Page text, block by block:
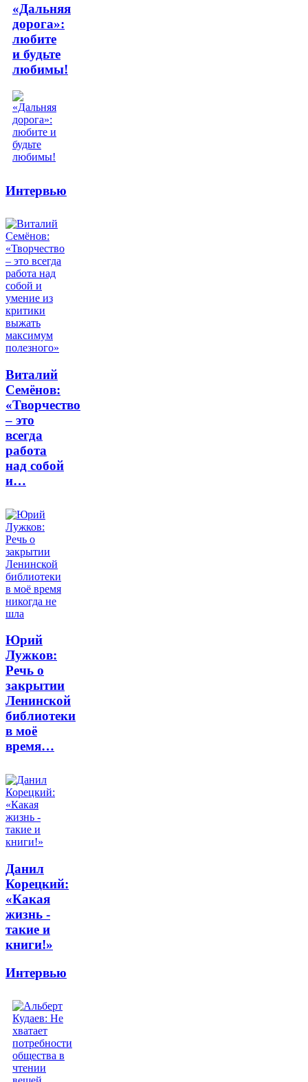
«Дальняя
дорога»:
любите
и будьте
любимы!
Интервью
Виталий
Семёнов:
«Творчество
– это
всегда
работа
над собой
и…
Юрий
Лужков:
Речь о
закрытии
Ленинской
библиотеки
в моё
время…
Данил
Корецкий:
«Какая
жизнь -
такие и
книги!»
Интервью